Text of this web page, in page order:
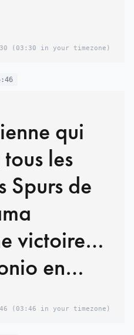
(03:30 in your timezone)
qui
les
Spurs de
victoire…
en
(03:46 in your timezone)